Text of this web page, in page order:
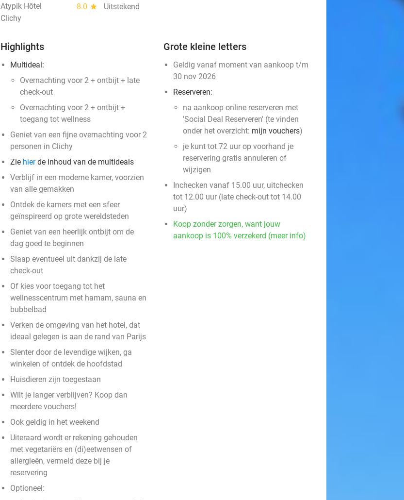
Atypik Hôtel 8.0 star
Uitstekend
Clichy
Highlights
Multideal:
Overnachting voor 2 + ontbijt + late
check-out
Overnachting voor 2 + ontbijt +
toegang tot wellness
Geniet van een fijne overnachting voor 2
personen in Clichy
Zie hierde inhoud van de multideals
Verblijf in een moderne kamer, voorzien
van alle gemakken
Ontdek de kamers met een sfeer
geïnspireerd op grote wereldsteden
Geniet van een heerlijk ontbijt om de
dag goed te beginnen
Slaap eventueel uit dankzij de late
check-out
Of kies voor toegang tot het
wellnesscentrum met hamam, sauna en
bubbelbad
Verken de omgeving van het hotel, dat
ideaal gelegen is aan de rand van Parijs
Slenter door de levendige wijken, ga
winkelen of ontdek de hoofdstad
Huisdieren zijn toegestaan
Wilt je langer verblijven? Koop dan
meerdere vouchers!
Ook geldig in het weekend
Uiteraard wordt er rekening gehouden
met vegetariërs en (di)eetwensen of
allergieën, vermeld deze bij je
reservering
Optioneel:
Grote kleine letters
Geldig vanaf moment van aankoop t/m
30 nov 2026
Reserveren:
na aankoop online reserveren met
'Social Deal Reserveren' (te vinden
onder het overzicht: mijn vouchers)
je kunt tot 72 uur op voorhand je
reservering gratis annuleren of
wijzigen
Inchecken vanaf 15.00 uur, uitchecken
tot 12.00 uur (late check-out tot 14.00
uur)
Koop zonder zorgen, want jouw
aankoop is 100% verzekerd (meer info)